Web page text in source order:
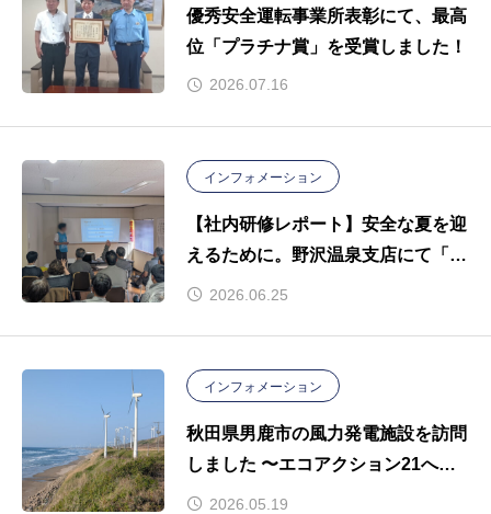
優秀安全運転事業所表彰にて、最高
位「プラチナ賞」を受賞しました！
2026.07.16
インフォメーション
【社内研修レポート】安全な夏を迎
えるために。野沢温泉支店にて「熱
中症講話」を開催しました。
2026.06.25
インフォメーション
秋田県男鹿市の風力発電施設を訪問
しました 〜エコアクション21への
取り組み〜
2026.05.19